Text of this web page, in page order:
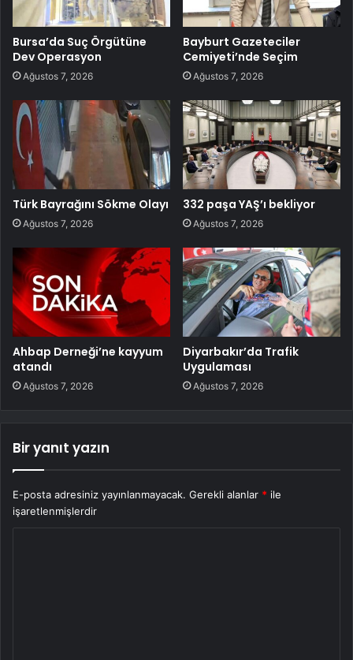
Bursa’da Suç Örgütüne
Dev Operasyon
Ağustos 7, 2026
Bayburt Gazeteciler
Cemiyeti’nde Seçim
Ağustos 7, 2026
Türk Bayrağını Sökme Olayı
Ağustos 7, 2026
332 paşa YAŞ’ı bekliyor
Ağustos 7, 2026
Ahbap Derneği’ne kayyum
atandı
Ağustos 7, 2026
Diyarbakır’da Trafik
Uygulaması
Ağustos 7, 2026
Bir yanıt yazın
E-posta adresiniz yayınlanmayacak. Gerekli alanlar * ile
işaretlenmişlerdir